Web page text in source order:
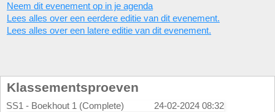
Neem dit evenement op in je agenda
Lees alles over een eerdere editie van dit evenement.
Lees alles over een latere editie van dit evenement.
Klassementsproeven
SS1 - Boekhout 1 (Complete)
24-02-2024 08:32